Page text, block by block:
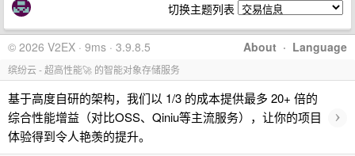
切换主题列表
About · Language
© 2026 V2EX · 9ms · 3.9.8.5
缤纷云 - 超高性能🚀 的智能对象存储服务
基于高度自研的架构，我们以 1/3 的成本提供最多 20+ 倍的
综合性能增益（对比OSS、Qiniu等主流服务），让你的项目
体验得到令人艳羡的提升。
›